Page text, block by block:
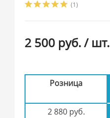
(1)
2 500 руб./ шт.
Розница
2 880 руб.